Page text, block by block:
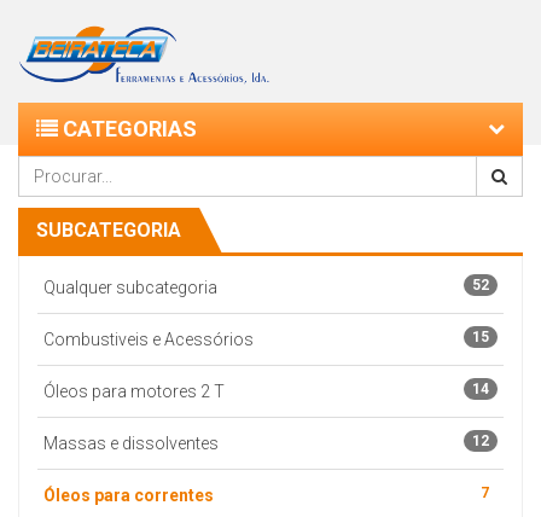
CATEGORIAS
SUBCATEGORIA
Qualquer subcategoria 52
Combustiveis e Acessórios 15
Óleos para motores 2 T 14
Massas e dissolventes 12
Óleos para correntes 7